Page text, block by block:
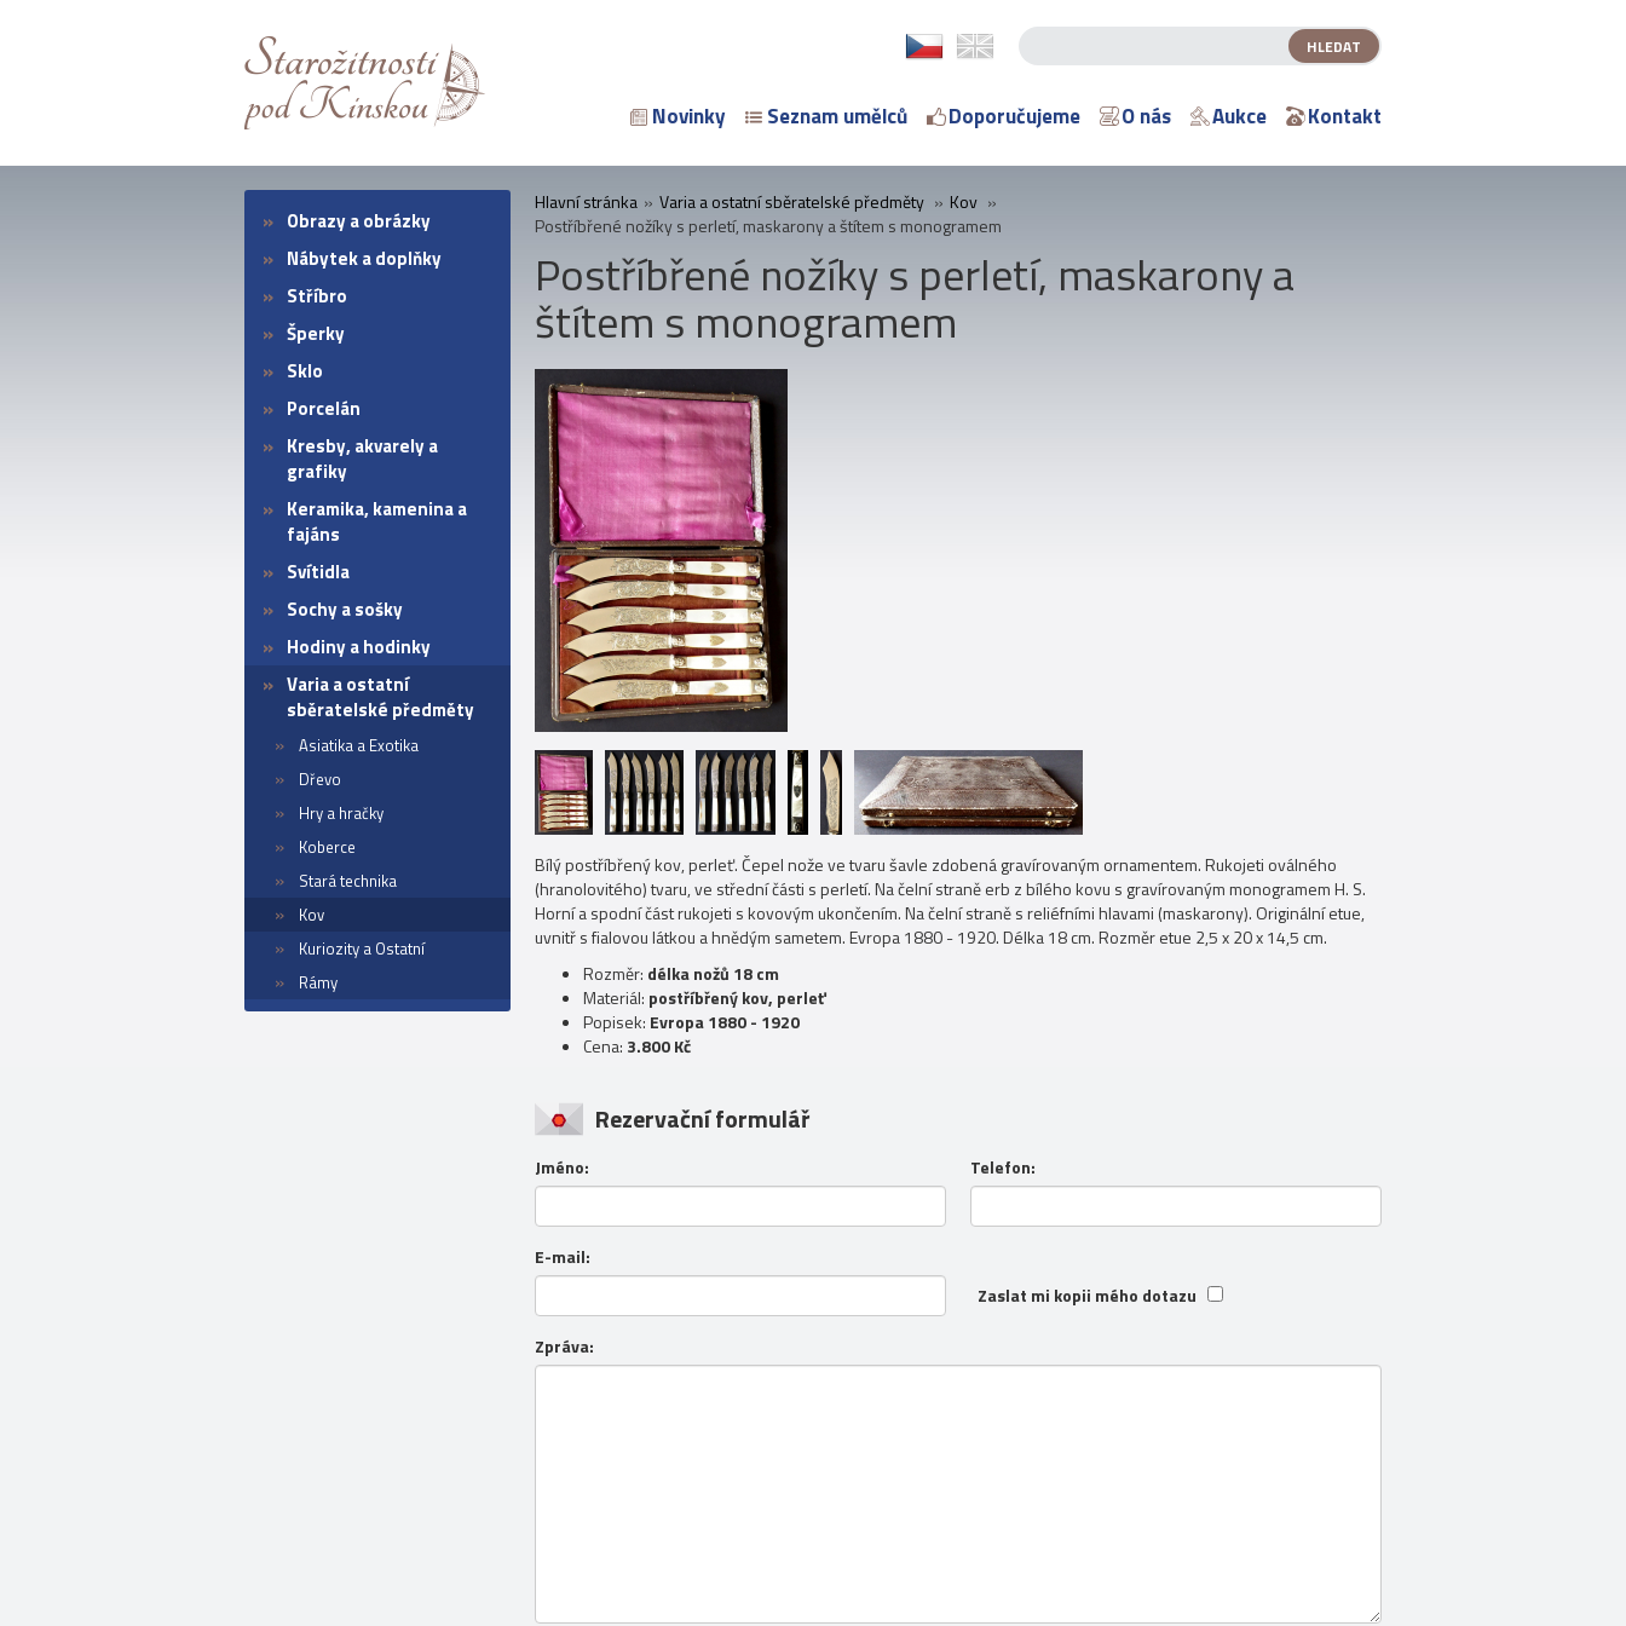
Novinky Seznam umělců Doporučujeme O nás Aukce Kontakt
Obrazy a obrázky
Nábytek a doplňky
Stříbro
Šperky
Sklo
Porcelán
Kresby, akvarely a
grafiky
Keramika, kamenina a
fajáns
Svítidla
Sochy a sošky
Hodiny a hodinky
Varia a ostatní
sběratelské předměty
Asiatika a Exotika
Dřevo
Hry a hračky
Koberce
Stará technika
Kov
Kuriozity a Ostatní
Rámy
Hlavní stránka » Varia a ostatní sběratelské předměty » Kov »
Postříbřené nožíky s perletí, maskarony a štítem s monogramem
Postříbřené nožíky s perletí, maskarony a
štítem s monogramem
Bílý postříbřený kov, perleť. Čepel nože ve tvaru šavle zdobená gravírovaným ornamentem. Rukojeti oválného
(hranolovitého) tvaru, ve střední části s perletí. Na čelní straně erb z bílého kovu s gravírovaným monogramem H. S.
Horní a spodní část rukojeti s kovovým ukončením. Na čelní straně s reliéfními hlavami (maskarony). Originální etue,
uvnitř s fialovou látkou a hnědým sametem. Evropa 1880 - 1920. Délka 18 cm. Rozměr etue 2,5 x 20 x 14,5 cm.
Rozměr: délka nožů 18 cm
Materiál: postříbřený kov, perleť
Popisek: Evropa 1880 - 1920
Cena: 3.800 Kč
Rezervační formulář
Jméno: Telefon:
E-mail:
Zaslat mi kopii mého dotazu
Zpráva: